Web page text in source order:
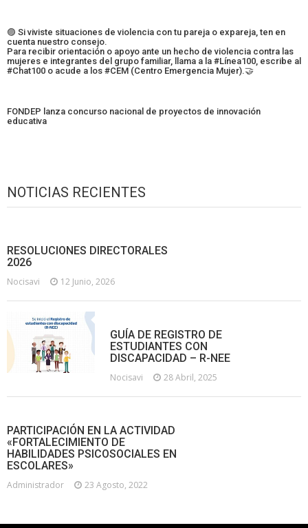
🟣 Si viviste situaciones de violencia con tu pareja o expareja, ten en
cuenta nuestro consejo.
Para recibir orientación o apoyo ante un hecho de violencia contra las
mujeres e integrantes del grupo familiar, llama a la #Línea100, escribe al
#Chat100 o acude a los #CEM (Centro Emergencia Mujer).🤝
FONDEP lanza concurso nacional de proyectos de innovación
educativa
NOTICIAS RECIENTES
RESOLUCIONES DIRECTORALES
2026
Nocisavi 12 Junio, 2026
GUÍA DE REGISTRO DE
ESTUDIANTES CON
DISCAPACIDAD – R-NEE
Nocisavi 28 Abril, 2025
PARTICIPACIÓN EN LA ACTIVIDAD
«FORTALECIMIENTO DE
HABILIDADES PSICOSOCIALES EN
ESCOLARES»
Administrador 23 Agosto, 2022